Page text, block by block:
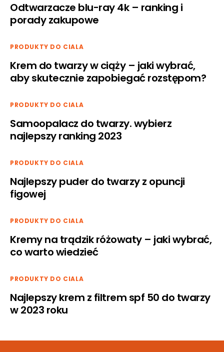
Odtwarzacze blu-ray 4k – ranking i
porady zakupowe
PRODUKTY DO CIALA
Krem do twarzy w ciąży – jaki wybrać,
aby skutecznie zapobiegać rozstępom?
PRODUKTY DO CIALA
Samoopalacz do twarzy. wybierz
najlepszy ranking 2023
PRODUKTY DO CIALA
Najlepszy puder do twarzy z opuncji
figowej
PRODUKTY DO CIALA
Kremy na trądzik różowaty – jaki wybrać,
co warto wiedzieć
PRODUKTY DO CIALA
Najlepszy krem z filtrem spf 50 do twarzy
w 2023 roku